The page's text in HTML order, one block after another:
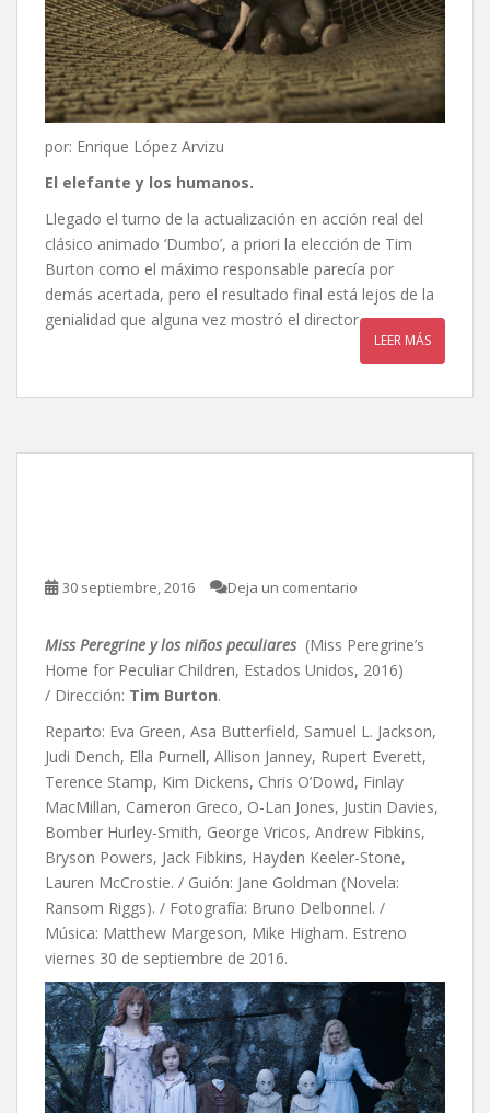
por: Enrique López Arvizu
El elefante y los humanos.
Llegado el turno de la actualización en acción real del
clásico animado ‘Dumbo’, a priori la elección de Tim
Burton como el máximo responsable parecía por
demás acertada, pero el resultado final está lejos de la
genialidad que alguna vez mostró el director
LEER MÁS
30 septiembre, 2016 Deja un comentario
Miss Peregrine y los niños peculiares (Miss Peregrine’s
Home for Peculiar Children, Estados Unidos, 2016)
/ Dirección: Tim Burton.
Reparto: Eva Green, Asa Butterfield, Samuel L. Jackson,
Judi Dench, Ella Purnell, Allison Janney, Rupert Everett,
Terence Stamp, Kim Dickens, Chris O’Dowd, Finlay
MacMillan, Cameron Greco, O-Lan Jones, Justin Davies,
Bomber Hurley-Smith, George Vricos, Andrew Fibkins,
Bryson Powers, Jack Fibkins, Hayden Keeler-Stone,
Lauren McCrostie. / Guión: Jane Goldman (Novela:
Ransom Riggs). / Fotografía: Bruno Delbonnel. /
Música: Matthew Margeson, Mike Higham. Estreno
viernes 30 de septiembre de 2016.